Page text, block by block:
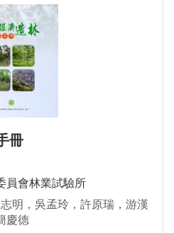
冊
員會林業試驗所
明，吳孟玲，許原瑞，游漢
慶德